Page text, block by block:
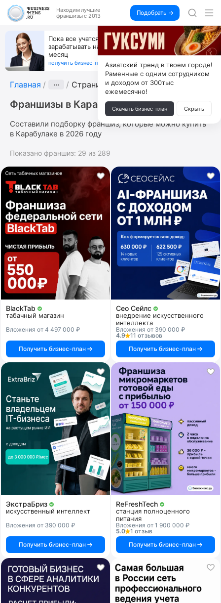
Находим лучшие
франшизы с 2013
Подобрать →
Пока все учатся пользоваться ИИ, вы можете
зарабатывать на их обучении по 500 тыс. каждый
месяц
получить бизнес-план ↓
Главная ··· Страница 2
Франшизы в Карабулаке
Составили подборку франшиз, которые можно купить
в Карабулаке в 2026 году
Показано франшиз: 29 из 289
BlackTab
табачный магазин
Вложения от 4 497 000 ₽
Получить бизнес-план
Сео Сейлс
внедрение искусственного
интеллекта
Вложения от 390 000 ₽
4.9
11 отзывов
Получить бизнес-план
ЭкстраБриз
искусственный интеллект
Вложения от 390 000 ₽
Получить бизнес-план
ReFreshTech
станция полноценного
питания
Вложения от 1 900 000 ₽
5.0
1 отзыв
Получить бизнес-план
Азиатский тренд в твоем городе!
Раменные с одним сотрудником
и доходом от 300тыс
ежемесячно!
Скачать бизнес-план Скрыть